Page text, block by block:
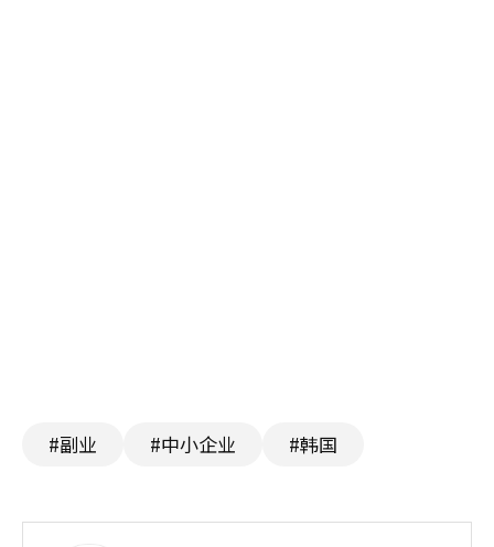
#副业 #中小企业 #韩国